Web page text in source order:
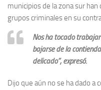
municipios de la zona sur
grupos criminales en su
Nos ha tocado
bajarse de la
delicado”, expresó.
Dijo que aún no se ha dado a